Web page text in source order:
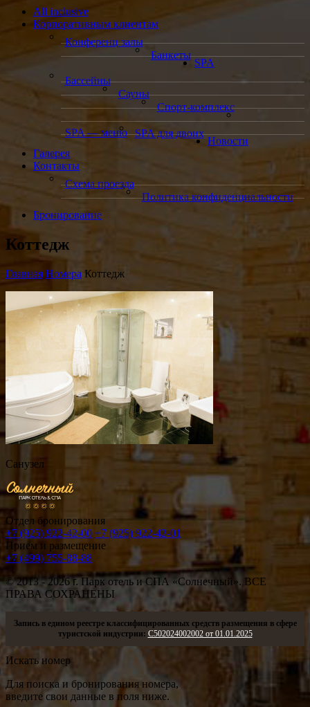
All inclusive
Корпоративным клиентам
Конференц залы
Банкеты
SPA
Бассейны
Сауны
Спорт-комплекс
SPA — меню SPA для двоих
Новости
Галерея
Контакты
Схема проезда
Политика конфиденциальности
Бронирование
Коттедж
Главная Номера Коттедж
Санузел
Отдел бронирования
+7 (925) 922-42-00 +7 (925) 922-42-01
Прием и размещение
+7 (499) 755-88-88
© 2013 - 2026г.Парк отель и СПА «Солнечный». ВСЕ
ПРАВА СОХРАНЕНЫ
Запись в едином реестре классифицированных средств размещения в сфере
туристской индустрии: С502024002002 от 01.01.2025
Искать номер
Для поиска и бронирования номера,
введите свои данные в поля ниже.